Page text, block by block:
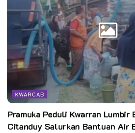
KWARCAB
Pramuka Peduli Kwarran Lumbir
Citanduy Salurkan Bantuan Air